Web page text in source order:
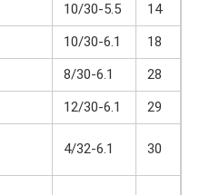
10/30-5.5
14
10/30-6.1
18
8/30-6.1
28
12/30-6.1
29
4/32-6.1 30